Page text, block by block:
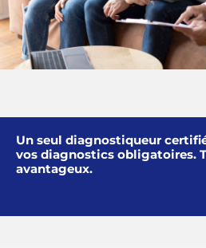
Un seul diagnostiqueur
vos diagnostics obligatoires.
avantageux.